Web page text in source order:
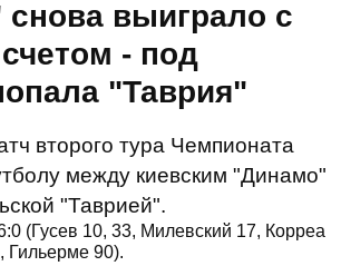
выиграло с
- под
"Таврия"
второго тура Чемпионата
между киевским "Динамо"
"Таврией".
(Гусев 10, 33, Милевский 17, Корреа
Гильерме 90).